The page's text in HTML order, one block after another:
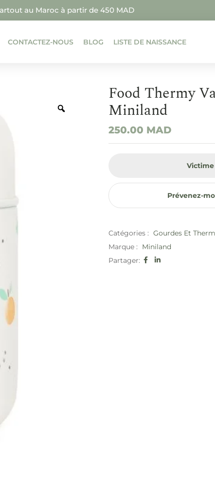
au Maroc à partir de 450 MAD
CONTACTEZ-NOUS BLOG LISTE DE NAISSANCE
Food Thermy
Miniland
250.00 MAD
Victime
Prévenez-
Catégories : Gourdes Et
Marque :
Miniland
Partager: